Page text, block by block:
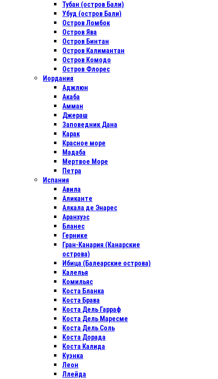
Тубан (остров Бали)
Убуд (остров Бали)
Остров Ломбок
Остров Ява
Остров Бинтан
Остров Калимантан
Остров Комодо
Остров Флорес
Иордания
Аджлюн
Акаба
Амман
Джераш
Заповедник Дана
Карак
Красное море
Мадаба
Мертвое Море
Петра
Испания
Авила
Аликанте
Алкала де Энарес
Аранхуэс
Бланес
Гернике
Гран-Канария (Канарские
острова)
Ибица (Балеарские острова)
Калелья
Комильяс
Коста Бланка
Коста Брава
Коста Дель Гарраф
Коста Дель Маресме
Коста Дель Соль
Коста Дорада
Коста Калида
Куэнка
Леон
Ллейда